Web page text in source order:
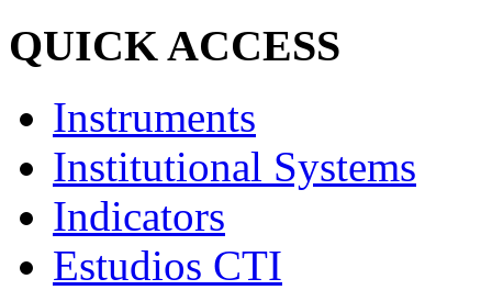
QUICKACCESS
Instruments
Institutional Systems
Indicators
Estudios CTI